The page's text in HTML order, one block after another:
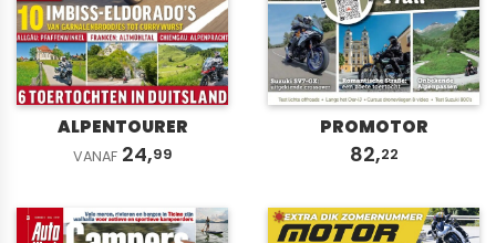
ALPENTOURER
VANAF 24,99
PROMOTOR
82,22